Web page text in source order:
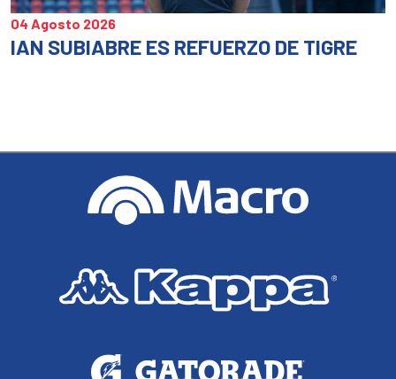
04 Agosto 2026
IAN SUBIABRE ES REFUERZO DE TIGRE